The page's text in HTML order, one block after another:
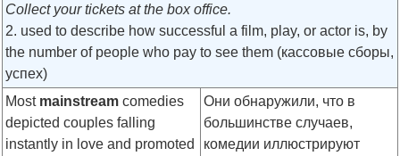
Collect your tickets at the box office.
2. used to describe how successful a film, play, or actor is, by
the number of people who pay to see them (кассовые сборы,
успех)
Most mainstream comedies
depicted couples falling
instantly in love and promoted
Они обнаружили, что в
большинстве случаев,
комедии иллюстрируют